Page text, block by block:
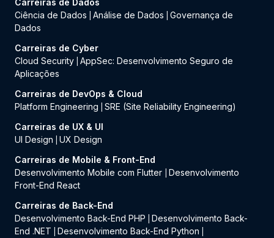
Carreiras de Dados
Ciência de Dados
Análise de Dados
Governança de
Dados
Carreiras de Cyber
Cloud Security AppSec: Desenvolvimento Seguro de
Aplicações
Carreiras de DevOps & Cloud
Platform Engineering
SRE (Site Reliability Engineering)
Carreiras de UX & UI
UI Design
UX Design
Carreiras de Mobile & Front-End
Desenvolvimento Mobile com Flutter
Desenvolvimento
Front-End React
Carreiras de Back-End
Desenvolvimento Back-End PHP
Desenvolvimento Back-
End .NET
Desenvolvimento Back-End Python